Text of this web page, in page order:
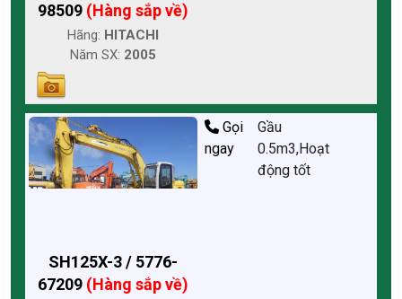
98509 (Hàng sắp về)
Hãng: HITACHI
Năm SX: 2005
SH125X-3 / 5776-
67209 (Hàng sắp về)
Gọi
ngay
Gầu
0.5m3,Hoạt
động tốt